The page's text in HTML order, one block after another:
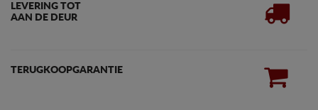
LEVERING TOT
AAN DE DEUR
TERUGKOOPGARANTIE